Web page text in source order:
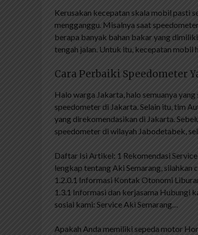
Kerusakan kecepatan skala mobil pasti
mengganggu. Misalnya saat
berapa banyak bahan bakar yang
tengah jalan. Untuk itu, kecepatan mobil
Cara Perbaiki Speedometer
Halo warga Jakarta, halo semuanya
speedometer di Jakarta. Selain itu, tim
yang direkomendasikan di Jakarta.
speedometer di wilayah Jabodetabek,
Daftar Isi Artikel: 1 Rekomendasi
lengkap tentang Aki Semarang,
1.2.0.1 Informasi Kontak Otonomi
1.3.1 Informasi dan kerjasama Hubungi
sosial kami: Service Aki Semarang…
Apakah Anda memiliki sepeda motor